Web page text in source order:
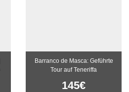
Barranco de Masca: Geführte
Tour auf Teneriffa
145€